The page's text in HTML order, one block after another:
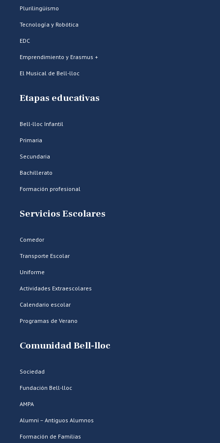
Plurilingüismo
Tecnología y Robótica
EDC
Emprendimiento y Erasmus +
El Musical de Bell-lloc
Etapas educativas
Bell-lloc Infantil
Primaria
Secundaria
Bachillerato
Formación profesional
Servicios Escolares
Comedor
Transporte Escolar
Uniforme
Actividades Extraescolares
Calendario escolar
Programas de Verano
Comunidad Bell-lloc
Sociedad
Fundación Bell-lloc
AMPA
Alumni – Antiguos Alumnos
Formación de Familias